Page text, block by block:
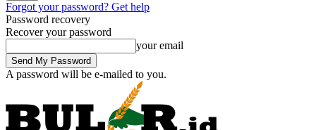
Forgot your password? Get help
Password recovery
Recover your password
your email
A password will be e-mailed to you.